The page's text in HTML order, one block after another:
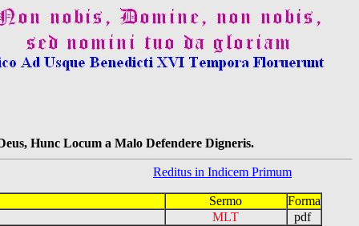
Hunc Locum a Malo Defendere Digneris.
Reditus in Indicem Primum
Sermo
Forma
MLT pdf